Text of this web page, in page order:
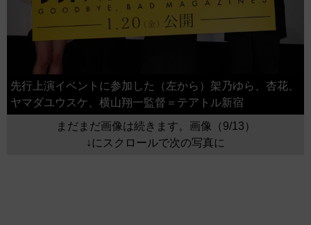
先行上演イベントに参加した（左から）架乃ゆら、杏花、
ヤマダユウスケ、横山翔一監督＝テアトル新宿
まだまだ画像は続きます。画像（9/13）
↓にスクロールで次の写真に